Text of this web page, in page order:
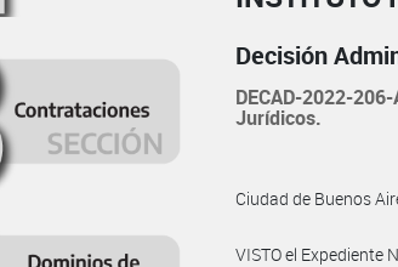
Decisión
DECAD-2022-
Jurídicos.
Ciudad de Buenos
VISTO el Expediente